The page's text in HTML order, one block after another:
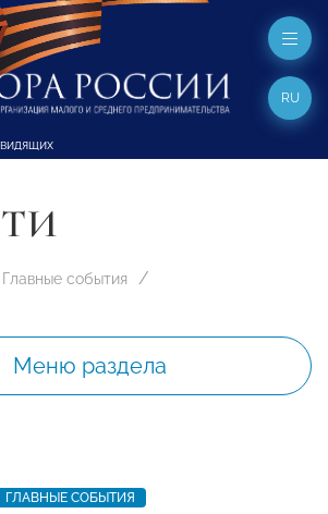
RU
Главные события
Меню раздела
ГЛАВНЫЕ СОБЫТИЯ